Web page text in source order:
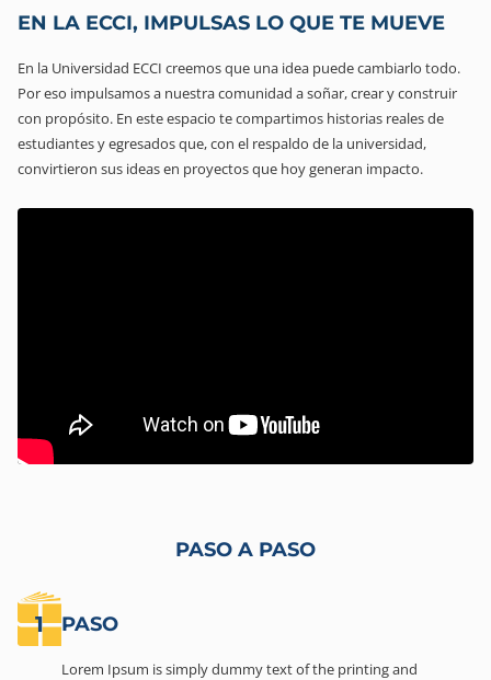
EN LA ECCI, IMPULSAS LO QUE TE MUEVE
En la Universidad ECCI creemos que una idea puede cambiarlo todo.
Por eso impulsamos a nuestra comunidad a soñar, crear y construir
con propósito. En este espacio te compartimos historias reales de
estudiantes y egresados que, con el respaldo de la universidad,
convirtieron sus ideas en proyectos que hoy generan impacto.
PASO A PASO
1 PASO
Lorem Ipsum is simply dummy text of the printing and